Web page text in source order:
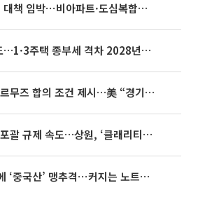
영끌 '주택공급' 대책 임박⋯비아파트·도심복합까지 총동원
종부세 개편에도…1·3주택 종부세 격차 2028년부터 확대
이란, 미국에 호르무즈 합의 조건 제시…美 “경기 아직 안 끝나” [종합]
미국, 가상자산 포괄 규제 속도…상원, ‘클래리티법’ 9월 절차투표 추진
맥북 품은 삼성에 ‘중국산’ 맹추격⋯커지는 노트북 OLED 시장